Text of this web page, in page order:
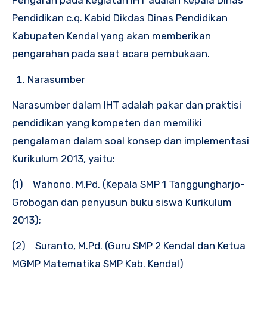
Pendidikan c.q. Kabid Dikdas Dinas Pendidikan
Kabupaten Kendal yang akan memberikan
pengarahan pada saat acara pembukaan.
Narasumber
Narasumber dalam IHT adalah pakar dan praktisi
pendidikan yang kompeten dan memiliki
pengalaman dalam soal konsep dan implementasi
Kurikulum 2013, yaitu:
(1) Wahono, M.Pd. (Kepala SMP 1 Tanggungharjo-
Grobogan dan penyusun buku siswa Kurikulum
2013);
(2) Suranto, M.Pd. (Guru SMP 2 Kendal dan Ketua
MGMP Matematika SMP Kab. Kendal)